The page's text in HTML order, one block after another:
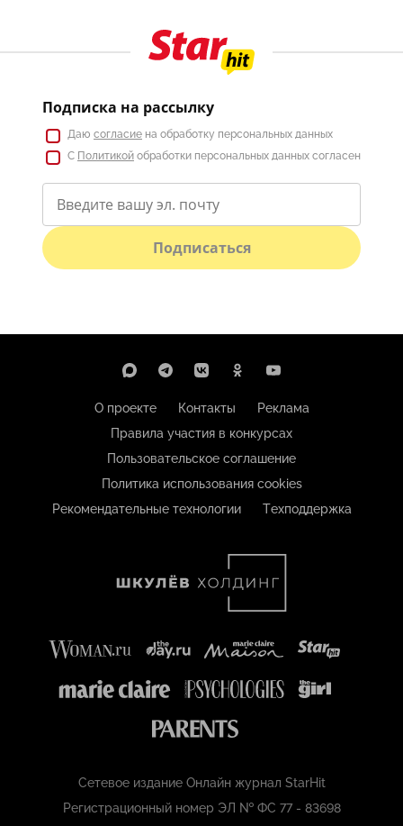
Подписка на рассылку
Даю согласие на обработку персональных данных
С Политикой обработки персональных данных согласен
Подписаться
О проекте Контакты
Реклама
Правила участия в конкурсах
Пользовательское соглашение
Политика использования cookies
Рекомендательные технологии
Техподдержка
Сетевое издание Онлайн журнал StarHit
Регистрационный номер ЭЛ № ФС 77 - 83698